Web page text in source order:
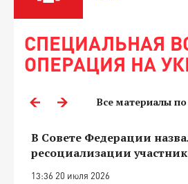
СПЕЦИАЛЬНАЯ
ОПЕРАЦИЯ НА
Все материалы
В Совете Федерации
ресоциализации
13:36 20 июля 2026